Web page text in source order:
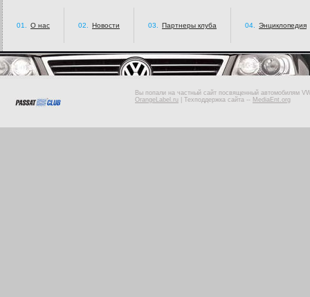
01. О нас 02. Новости 03. Партнеры клуба 04. Энциклопедия
Вы попали на частный сайт посвященный автомобилям
OrangeLabel.ru
Техподдержка сайта -- MediaEnt.org